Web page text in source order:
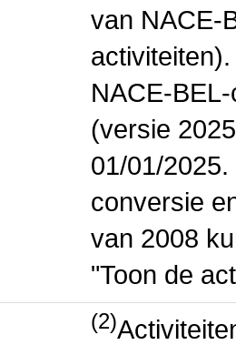
van NACE-
NACE-
(versie
01/01/
conversie
van 2008
"Toon de
(2)